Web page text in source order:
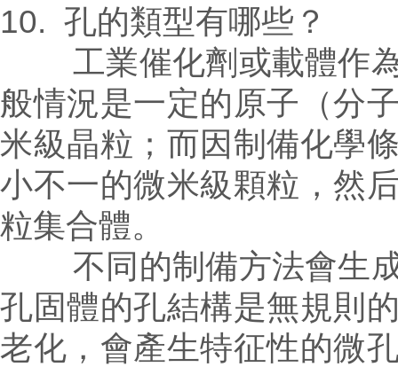
10. 孔的類型有哪些？
工業催化劑或載體作為
般情況是一定的原子（分
米級晶粒；而因制備化學
小不一的微米級顆粒，然
粒集合體。
不同的制備方法會生成
孔固體的孔結構是無規則
老化，會產生特征性的微